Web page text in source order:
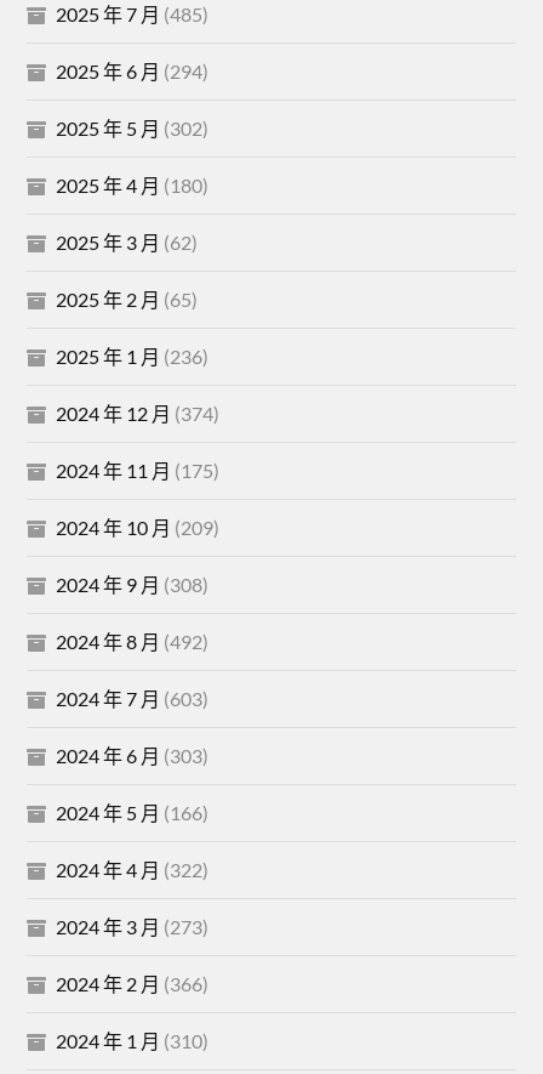
2025 年 7 月 (485)
2025 年 6 月 (294)
2025 年 5 月 (302)
2025 年 4 月 (180)
2025 年 3 月 (62)
2025 年 2 月 (65)
2025 年 1 月 (236)
2024 年 12 月 (374)
2024 年 11 月 (175)
2024 年 10 月 (209)
2024 年 9 月 (308)
2024 年 8 月 (492)
2024 年 7 月 (603)
2024 年 6 月 (303)
2024 年 5 月 (166)
2024 年 4 月 (322)
2024 年 3 月 (273)
2024 年 2 月 (366)
2024 年 1 月 (310)